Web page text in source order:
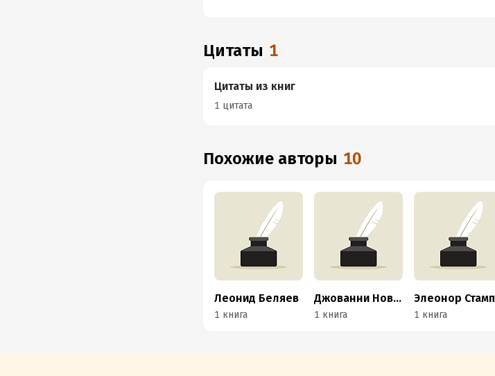
Цитаты 1
Цитаты из книг
1 цитата
Похожие авторы 10
Леонид Беляев
1 книга
Джованни Новелли
1 книга
Элеонор Стамп
1 книга